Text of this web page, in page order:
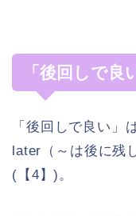
「後回しで良
「後回しで良い」
later（～は後に残
(【4】)。